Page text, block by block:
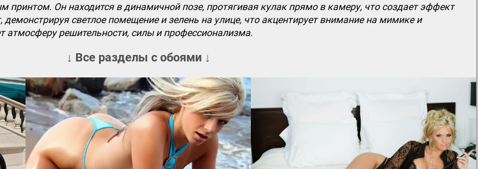
принтом. Он находится в динамичной позе, протягивая кулак прямо в камеру, что создает эффект
светлое помещение и зелень на улице, что акцентирует внимание на мимике и
атмосферу решительности, силы и профессионализма.
↓ Все разделы с обоями ↓